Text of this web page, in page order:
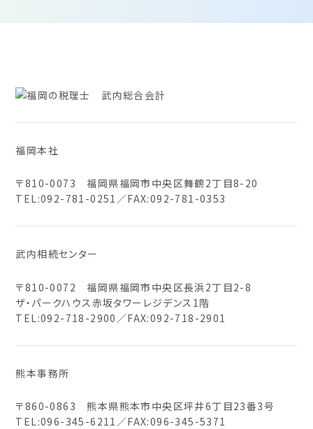
福岡本社
〒810-0073 福岡県福岡市中央区舞鶴2丁目8-20
TEL:092-781-0251 ／FAX:092-781-0353
武内相続センター
〒810-0072 福岡県福岡市中央区長浜2丁目2-8
ザ・パークハウス赤坂タワーレジデンス1階
TEL:092-718-2900 ／FAX:092-718-2901
熊本事務所
〒860-0863 熊本県熊本市中央区坪井6丁目23番3号
TEL:096-345-6211 ／FAX:096-345-5371